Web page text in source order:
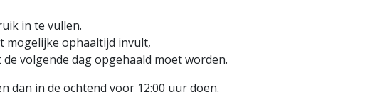
in te vullen.
mogelijke ophaaltijd invult,
volgende dag opgehaald moet worden.
dan in de ochtend voor 12:00 uur doen.